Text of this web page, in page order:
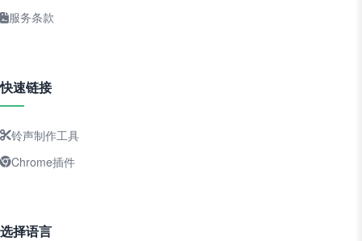
服务条款
快速链接
铃声制作工具
Chrome插件
选择语言